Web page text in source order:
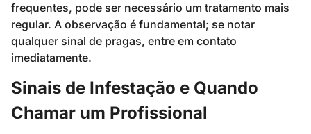
frequentes, pode ser necessário um tratamento mais
regular. A observação é fundamental; se notar
qualquer sinal de pragas, entre em contato
imediatamente.
Sinais de Infestação e Quando
Chamar um Profissional